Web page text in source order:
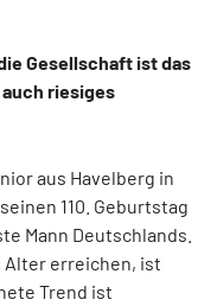
Gesellschaft ist das
riesiges
aus Havelberg in
110. Geburtstag
Mann Deutschlands.
Alter erreichen, ist
Trend ist